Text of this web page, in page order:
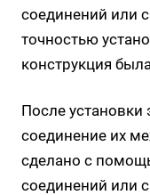
соединений или
точностью
конструкция
После установки
соединение их
сделано с
соединений или